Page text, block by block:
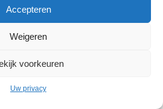
Accepteren
Weigeren
voorkeuren
Uw privacy
Tuin KvK Gouda 29029262 - BTW nr
Hosting: